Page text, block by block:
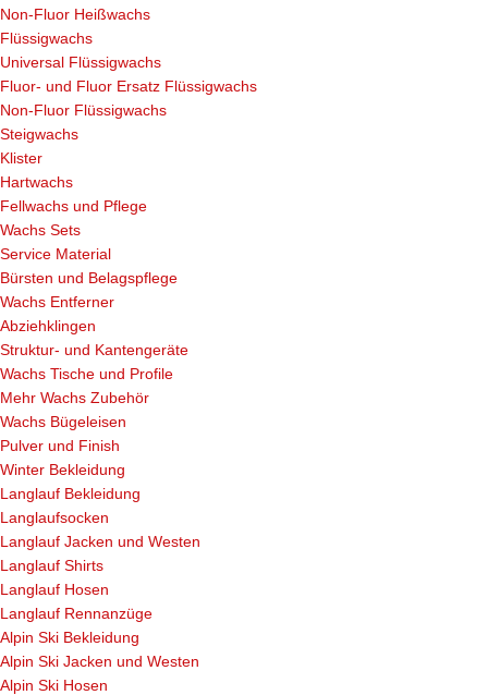
Non-Fluor Heißwachs
Flüssigwachs
Universal Flüssigwachs
Fluor- und Fluor Ersatz Flüssigwachs
Non-Fluor Flüssigwachs
Steigwachs
Klister
Hartwachs
Fellwachs und Pflege
Wachs Sets
Service Material
Bürsten und Belagspflege
Wachs Entferner
Abziehklingen
Struktur- und Kantengeräte
Wachs Tische und Profile
Mehr Wachs Zubehör
Wachs Bügeleisen
Pulver und Finish
Winter Bekleidung
Langlauf Bekleidung
Langlaufsocken
Langlauf Jacken und Westen
Langlauf Shirts
Langlauf Hosen
Langlauf Rennanzüge
Alpin Ski Bekleidung
Alpin Ski Jacken und Westen
Alpin Ski Hosen